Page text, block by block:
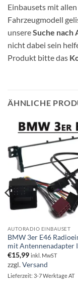
Einbausets mit
Fahrzeugmodell
unsereSuche nach
nicht dabei sein
Produkt bitte das
ÄHNLICHE
AUTORADIO EINBAUSET
BMW 3er E46
mit Antennenadapter
€15,99 inkl. MwST
zzgl.Versand
Lieferzeit: 3-7 Werktage AT